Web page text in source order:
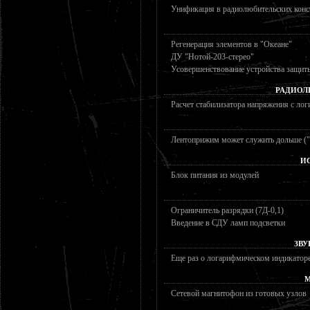
Унификация в радиолюбительских
Регенерация элементов в "Океане"
ДУ "Нотой-203-стерео"
Усовершенствование устройства
Расчет стабилизатора напряжения с
Лентоприжим может служить дольше
Блок питания из модулей
Ограничитель разрядки (7Д-0,1)
Введение в СДУ ламп подсветки
Еще раз о логарифмическом
Сетевой магнитофон из готовых узлов